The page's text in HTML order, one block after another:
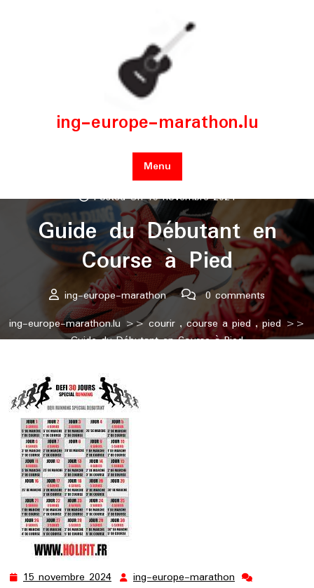
ing-europe-marathon.lu
Menu
Posted On 15 novembre 2024
Guide du Débutant en
Course à Pied
ing-europe-marathon
0 comments
ing-europe-marathon.lu >>courir ,course a pied,pied>>
Guide du Débutant en Course à Pied
15 novembre 2024 15 ing-europe-marathon ing-